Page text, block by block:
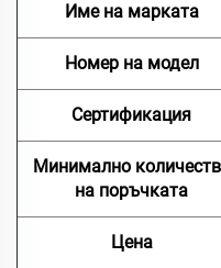
Име на марката
Номер на модел
Сертификация
Минимално
на поръчката
Цена